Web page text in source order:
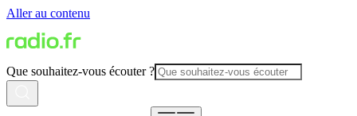
Aller au contenu
Que souhaitez-vous écouter ?